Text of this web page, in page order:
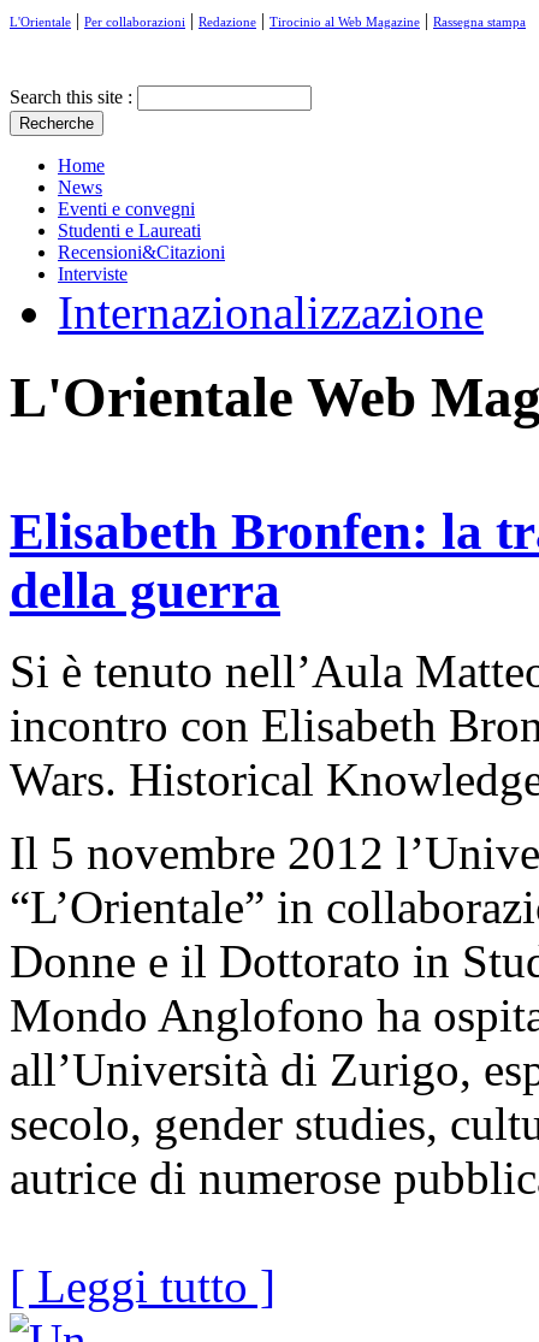
L'Orientale | Per collaborazioni | Redazione | Tirocinio al Web Magazine | Rassegna stampa
Search this site :
Home
News
Eventi e convegni
Studenti e Laureati
Recensioni&Citazioni
Interviste
Internazionalizzazione
L'Orientale Web
Elisabeth Bronfen: la
della guerra
Si è tenuto nell’Aula
incontro con Elisabeth
Wars. Historical
Il 5 novembre 2012
“L’Orientale” in
Donne e il Dottorato in
Mondo Anglofono ha
all’Università di Zurigo,
secolo, gender studies,
autrice di numerose
[ Leggi tutto ]